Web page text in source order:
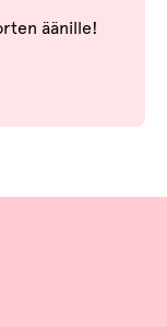
äänille!